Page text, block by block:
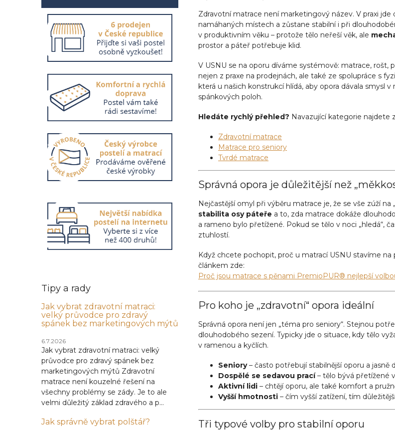
p
Tipy a rady
Jak vybrat zdravotní matraci:
velký průvodce pro zdravý
spánek bez marketingových mýtů
6.7.2026
Jak vybrat zdravotní matraci: velký
průvodce pro zdravý spánek bez
marketingových mýtů Zdravotní
matrace není kouzelné řešení na
všechny problémy se zády. Je to ale
velmi důležitý základ zdravého a p...
Jak správně vybrat polštář?
Zdravotní matrace není marketingový název. V praxi jde
namáhaných místech a zůstane stabilní i při
v produktivním věku – protože tělo neřeší věk, ale
prostor a páteř potřebuje klid.
V USNU se na oporu díváme systémově: matrace,
nejen z praxe na prodejnách, ale také ze spolupráce s
která u našich konstrukcí hlídá, aby opora dávala smysl
spánkových poloh.
Hledáte rychlý přehled? Navazující kategorie najdete
Zdravotní matrace
Matrace pro seniory
Tvrdé matrace
Správná opora je důležitější než
Nejčastější omyl při výběru matrace je, že se vše zúží
stabilita osy páteře a to, zda matrace dokáže
a rameno bylo přetížené. Pokud se tělo v noci „hledá“,
ztuhlostí.
Když chcete pochopit, proč u matrací USNU stavíme na
článkem zde:
Proč jsou matrace s pěnami PremioPUR® nejlepší
Pro koho je „zdravotní“ opora ideální
Správná opora není jen „téma pro seniory“. Stejnou
dlouhodobého sezení. Typicky jde o situace, kdy tělo
v ramenou a kyčlích.
Seniory– často potřebují stabilnější oporu a jasně
Dospělé se sedavou prací– tělo bývá přetížené
Aktivní lidi – chtějí oporu, ale také komfort a
Vyšší hmotnosti – čím vyšší zatížení, tím
Tři typové volby pro stabilní oporu